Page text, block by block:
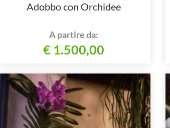
Adobbo con Orchidee
A partire da:
€ 1.500,00